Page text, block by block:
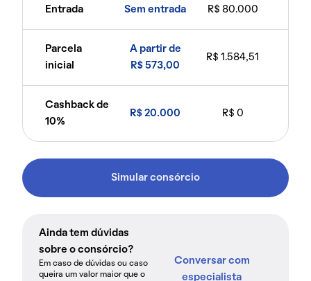
Entrada Sem entrada R$ 80.000
Parcela
inicial
A partir de
R$ 573,00
R$ 1.584,51
Cashback de
10%
R$ 20.000 R$ 0
Simular consórcio
Ainda tem dúvidas
sobre o consórcio?
Em caso de dúvidas ou caso
queira um valor maior que o
Conversar com
especialista